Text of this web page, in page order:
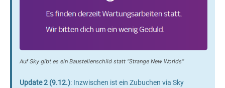
Auf Sky gibt es ein Baustellenschild statt “Strange New Worlds”
Update 2 (9.12.): Inzwischen ist ein Zubuchen via Sky